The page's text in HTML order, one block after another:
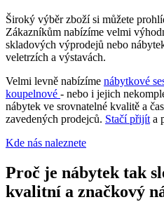
Široký výběr zboží si můžete
Zákazníkům nabízíme velmi
skladových výprodejů nebo
veletrzích a výstavách.
Velmi levně nabízíme nábytkové
koupelnové - nebo i jejich
nábytek ve srovnatelné kvalitě a
zavedených prodejců. Stačí přijít a
Kde nás naleznete
Proč je nábytek tak
kvalitní a značkový